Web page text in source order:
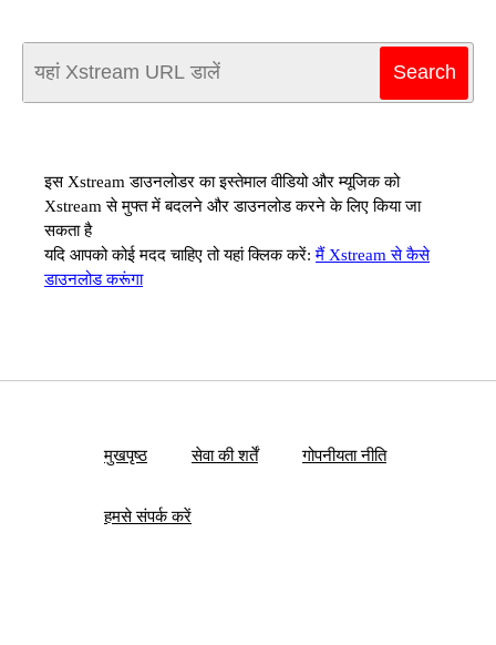
इस Xstream डाउनलोडर का इस्तेमाल वीडियो और म्यूजिक को
Xstream से मुफ्त में बदलने और डाउनलोड करने के लिए किया जा
सकता है
यदि आपको कोई मदद चाहिए तो यहां क्लिक करें:मैं Xstream से कैसे
डाउनलोड करूंगा
मुखपृष्ठ सेवा की शर्तें गोपनीयता नीति
हमसे संपर्क करें